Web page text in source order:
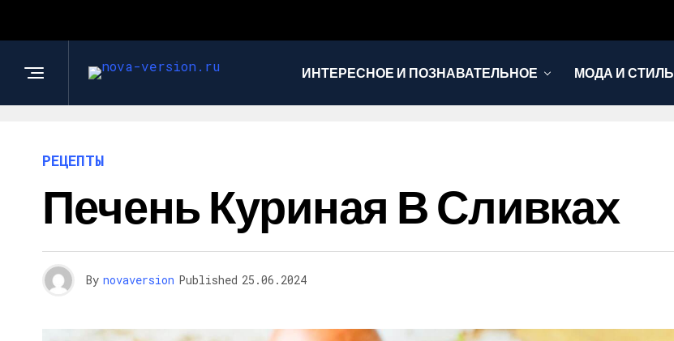
ИНТЕРЕСНОЕ И ПОЗНАВАТЕЛЬНОЕ МОДА И СТИЛЬ
РЕЦЕПТЫ
Печень Куриная В Сливках
By novaversion Published 25.06.2024